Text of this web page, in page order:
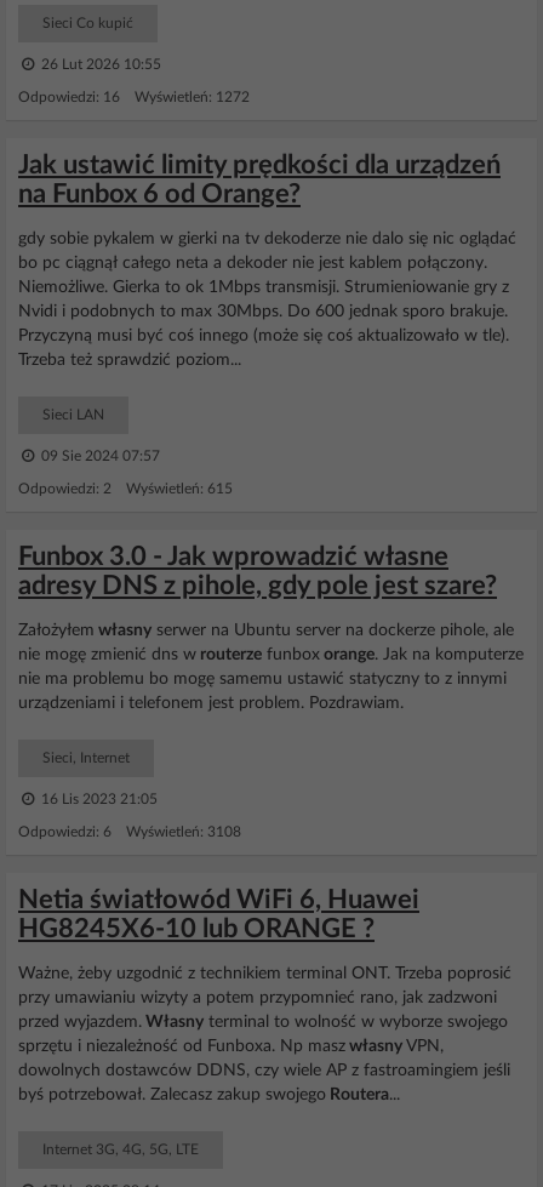
Sieci Co kupić
26 Lut 2026 10:55
Odpowiedzi: 16 Wyświetleń: 1272
Jak ustawić limity prędkości dla urządzeń
na Funbox 6 od Orange?
gdy sobie pykalem w gierki na tv dekoderze nie dalo się nic oglądać
bo pc ciągnął całego neta a dekoder nie jest kablem połączony.
Niemożliwe. Gierka to ok 1Mbps transmisji. Strumieniowanie gry z
Nvidi i podobnych to max 30Mbps. Do 600 jednak sporo brakuje.
Przyczyną musi być coś innego (może się coś aktualizowało w tle).
Trzeba też sprawdzić poziom...
Sieci LAN
09 Sie 2024 07:57
Odpowiedzi: 2 Wyświetleń: 615
Funbox 3.0 - Jak wprowadzić własne
adresy DNS z pihole, gdy pole jest szare?
Założyłem własny serwer na Ubuntu server na dockerze pihole, ale
nie mogę zmienić dns w routerze funbox orange. Jak na komputerze
nie ma problemu bo mogę samemu ustawić statyczny to z innymi
urządzeniami i telefonem jest problem. Pozdrawiam.
Sieci, Internet
16 Lis 2023 21:05
Odpowiedzi: 6 Wyświetleń: 3108
Netia światłowód WiFi 6, Huawei
HG8245X6-10 lub ORANGE ?
Ważne, żeby uzgodnić z technikiem terminal ONT. Trzeba poprosić
przy umawianiu wizyty a potem przypomnieć rano, jak zadzwoni
przed wyjazdem. Własny terminal to wolność w wyborze swojego
sprzętu i niezależność od Funboxa. Np masz własny VPN,
dowolnych dostawców DDNS, czy wiele AP z fastroamingiem jeśli
byś potrzebował. Zalecasz zakup swojego Routera...
Internet 3G, 4G, 5G, LTE